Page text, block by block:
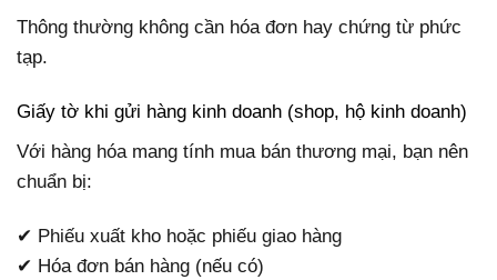
Thông thường không cần hóa đơn hay chứng từ phức
tạp.
Giấy tờ khi gửi hàng kinh doanh (shop, hộ kinh doanh)
Với hàng hóa mang tính mua bán thương mại, bạn nên
chuẩn bị:
✔ Phiếu xuất kho hoặc phiếu giao hàng
✔ Hóa đơn bán hàng (nếu có)